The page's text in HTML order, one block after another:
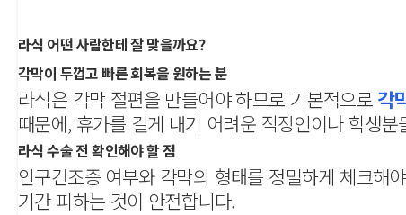
라식 어떤 사람한테 잘 맞을까요?
각막이 두껍고 빠른 회복을 원하는 분
라식은 각막 절편을 만들어야 하므로 기본적으로 각
때문에, 휴가를 길게 내기 어려운 직장인이나 학생
라식 수술 전 확인해야 할 점
안구건조증 여부와 각막의 형태를 정밀하게 체크해
기간 피하는 것이 안전합니다.